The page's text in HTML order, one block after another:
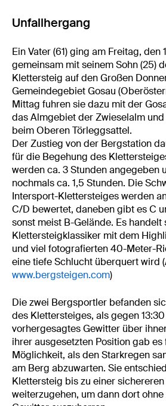
Unfallhergang
Ein Vater (61) ging am Freitag, den
gemeinsam mit seinem Sohn (25)
Klettersteig auf den Großen
Gemeindegebiet Gosau
Mittag fuhren sie dazu mit der
das Almgebiet der Zwieselalm
beim Oberen Törleggsattel.
Der Zustieg von der Bergstation
für die Begehung des
werden ca. 3 Stunden angegeben
nochmals ca. 1,5 Stunden. Die
Intersport-Klettersteiges werden
C/D bewertet, daneben gibt es C
sonst meist B-Gelände. Es handelt
Klettersteigklassiker mit dem
und viel fotografierten 40-Meter-
eine tiefe Schlucht überquert wird
www.bergsteigen.com)
Die zwei Bergsportler befanden
des Klettersteiges, als gegen
vorhergesagtes Gewitter über
ihrer ausgesetzten Position gab
Möglichkeit, als den Starkregen
am Berg abzuwarten. Sie
Klettersteig bis zu einer
weiterzugehen, um dann dort